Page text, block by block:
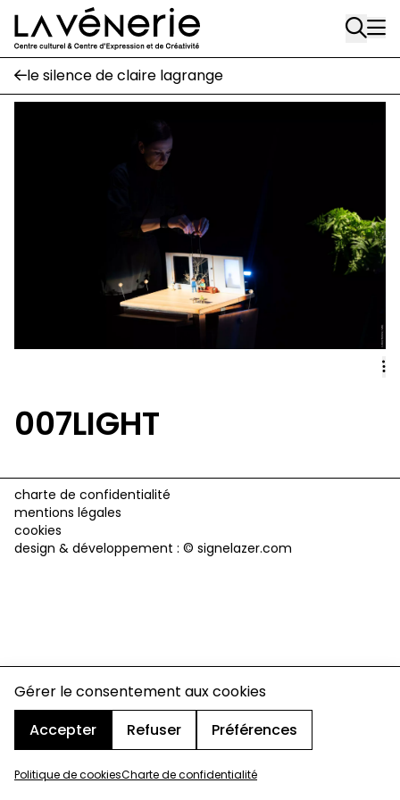
Gérer le consentement aux cookies
Accepter
Refuser Préférences
Politique de cookiesCharte de confidentialité
Aller au contenu principal
Rue Gratès, 3
1170 Watermael-Boitsfort
02 663 85 50
1170 Watermael-Boitsfort
- version papier
le silence de claire lagrange
007LIGHT
charte de confidentialité
mentions légales
cookies
design & développement : © signelazer.com